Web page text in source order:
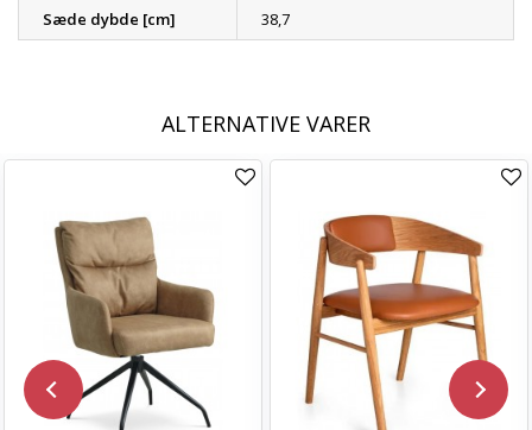
Sæde dybde [cm]
38,7
ALTERNATIVE VARER